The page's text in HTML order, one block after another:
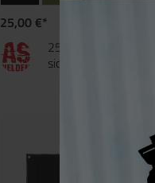
25,00 €*
25 Bonus Punkte
sichern